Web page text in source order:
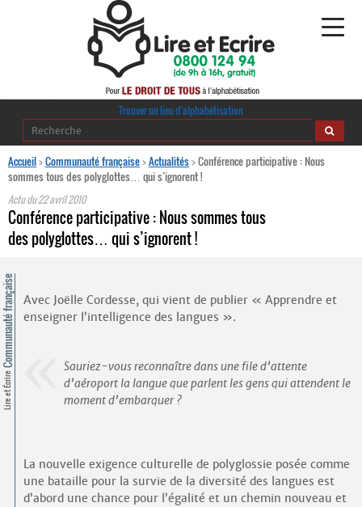
Alphabétisation
·
Comprendre et parler
Contacts
Trouver un lieu d’alphabétisation
Accueil>Communauté française>Actualités>Conférence participative : Nous
sommes tous des polyglottes… qui s’ignorent !
Actu du22 avril 2010
Conférence participative : Nous sommes tous
des polyglottes… qui s’ignorent !
Lire et Écrire
Communauté française
Avec Joëlle Cordesse, qui vient de publier « Apprendre et
enseigner l’intelligence des langues ».
Sauriez-vous reconnaître dans une file d’attente
d’aéroport la langue que parlent les gens qui attendent le
moment d’embarquer ?
La nouvelle exigence culturelle de polyglossie posée comme
une bataille pour la survie de la diversité des langues est
d’abord une chance pour l’égalité et un chemin nouveau et